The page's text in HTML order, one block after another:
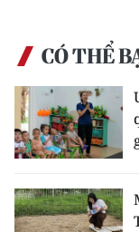
CÓ THỂ